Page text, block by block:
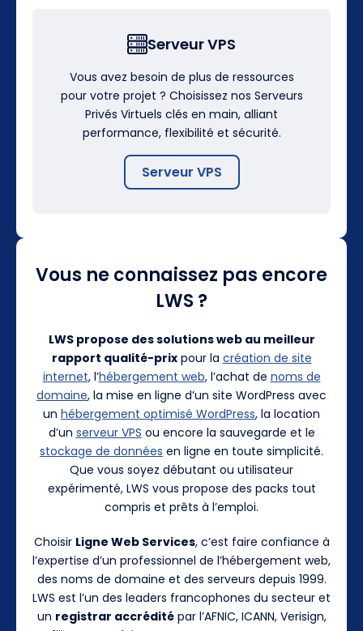
Serveur VPS
Vous avez besoin de plus de ressources
pour votre projet ? Choisissez nos Serveurs
Privés Virtuels clés en main, alliant
performance, flexibilité et sécurité.
Serveur VPS
Vous ne connaissez pas encore
LWS ?
LWS propose des solutions web au meilleur
rapport qualité-prixpour la création de site
internet, l’hébergement web, l’achat de noms de
domaine, la mise en ligne d’un site WordPress avec
un hébergement optimisé WordPress, la location
d’un serveur VPS ou encore la sauvegarde et le
stockage de données en ligne en toute simplicité.
Que vous soyez débutant ou utilisateur
expérimenté, LWS vous propose des packs tout
compris et prêts à l’emploi.
Choisir Ligne Web Services, c’est faire confiance à
l’expertise d’un professionnel de l’hébergement web,
des noms de domaine et des serveurs depuis 1999.
LWS est l’un des leaders francophones du secteur et
un registrar accréditépar l’AFNIC, ICANN, Verisign,